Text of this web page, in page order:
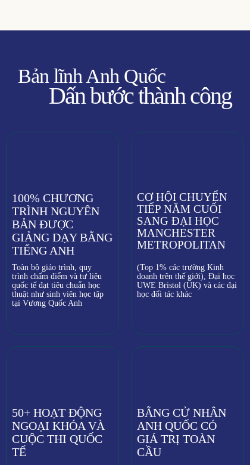
Bản lĩnh Anh Quốc
Dấn bước thành công
100% CHƯƠNG
TRÌNH NGUYÊN
BẢN ĐƯỢC
GIẢNG DẠY BẰNG
TIẾNG ANH
Toàn bộ giáo trình, quy
trình chấm điểm và tư liệu
quốc tế đạt tiêu chuẩn học
thuật như sinh viên học tập
tại Vương Quốc Anh
50+ HOẠT ĐỘNG
NGOẠI KHÓA VÀ
CUỘC THI QUỐC
TẾ
CƠ HỘI CHUYỂN
TIẾP NĂM CUỐI
SANG ĐẠI HỌC
MANCHESTER
METROPOLITAN
(Top 1% các trường Kinh
doanh trên thế giới), Đại học
UWE Bristol (UK) và các đại
học đối tác khác
BẰNG CỬ NHÂN
ANH QUỐC CÓ
GIÁ TRỊ TOÀN
CẦU